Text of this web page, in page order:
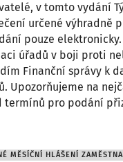
v tomto vydání
určené výhradně
pouze
úřadů v boji proti
Finanční správy k
Upozorňujeme na
termínů pro podání
MĚSÍČNÍ HLÁŠENÍ